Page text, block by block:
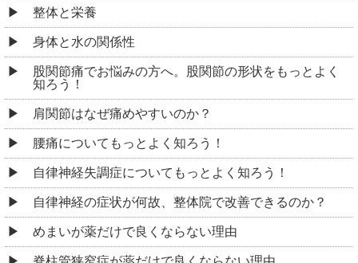
整体と栄養
身体と水の関係性
股関節痛でお悩みの方へ。股関節の形状をもっとよく
知ろう！
肩関節はなぜ痛めやすいのか？
腰痛についてもっとよく知ろう！
自律神経失調症についてもっとよく知ろう！
自律神経の症状が何故、整体院で改善できるのか？
めまいが薬だけで良くならない理由